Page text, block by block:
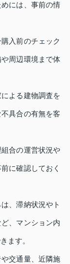
には、事前の情
入前のチェック
周辺環境まで体
よる建物調査を
具合の有無を客
合の運営状況や
に確認しておく
、滞納状況やト
、マンション内
ます。
交通量、近隣施